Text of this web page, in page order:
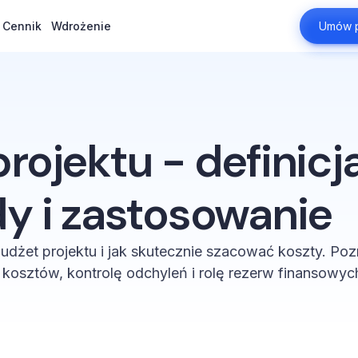
Cennik Wdrożenie Umów
Cennik Wdrożenie Umów
-
i zastosowanie
projektu i jak skutecznie szacować koszty.
kontrolę odchyleń i rolę rezerw